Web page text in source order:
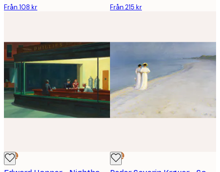
Från 108 kr Från 215 kr
DEAL DEAL